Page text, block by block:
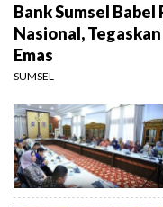
Bank Sumsel
Nasional,
Emas
SUMSEL